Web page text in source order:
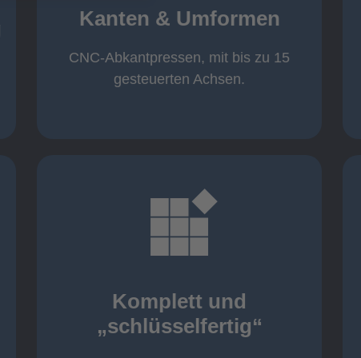
Kanten & Umformen
CNC-Abkantpressen, mit bis zu 15
gesteuerten Achsen.
Kanten & Umformen
von 160 kN bis 4000 kN
von 600 mm bis 4000 mm
Komplett und
„schlüsselfertig“
„schlüsselfertig“:
Komponenten von Elting
mehr erfahren